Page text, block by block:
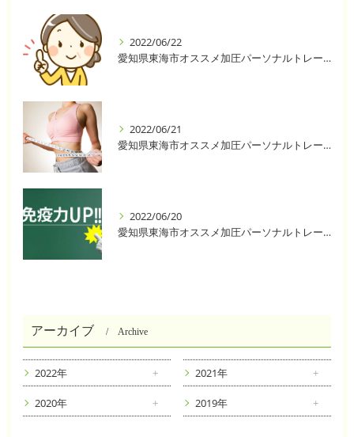
2022/06/22
愛知県東海市オススメ加圧パーソナルトレーニングジム One❣️
2022/06/21
愛知県東海市オススメ加圧パーソナルトレーニングジム One❣️
2022/06/20
愛知県東海市オススメ加圧パーソナルトレーニングジム One❣️
アーカイブ Archive
2022年 2021年
2020年 2019年